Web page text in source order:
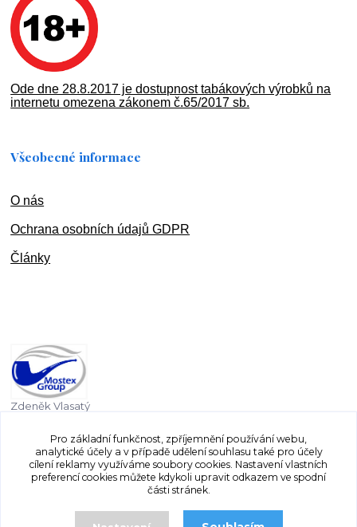
Ode dne 28.8.2017 je dostupnost tabákových výrobků na
internetu omezena zákonem č.65/2017 sb.
Všeobecné informace
O nás
Ochrana osobních údajů GDPR
Články
Zdeněk Vlasatý
vlasaty.zdenek@centrum.cz
Pro základní funkčnost, zpříjemnění používání webu,
analytické účely a v případě udělení souhlasu také pro účely
cílení reklamy využíváme soubory cookies. Nastavení vlastních
preferencí cookies můžete kdykoli upravit odkazem ve spodní
části stránek.